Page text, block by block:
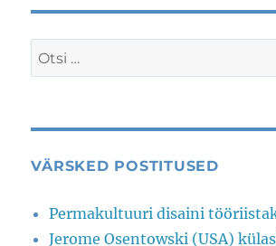
VÄRSKED POSTITUSED
Permakultuuri disaini
Jerome Osentowski (USA)